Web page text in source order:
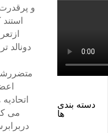
و
دونالد
اتحادیه
می
دسته بندی
ها